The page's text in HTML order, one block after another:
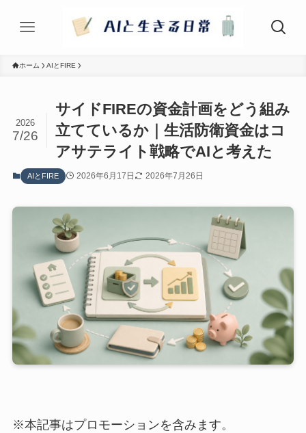
ホーム AIとFIRE
サイドFIREの資金計画をどう組み
立てているか｜生活防衛資金はコ
アサテライト戦略でAIと考えた
2026
7/26
AIとFIRE 2026年6月17日 2026年7月26日
※本記事はプロモーションを含みます。